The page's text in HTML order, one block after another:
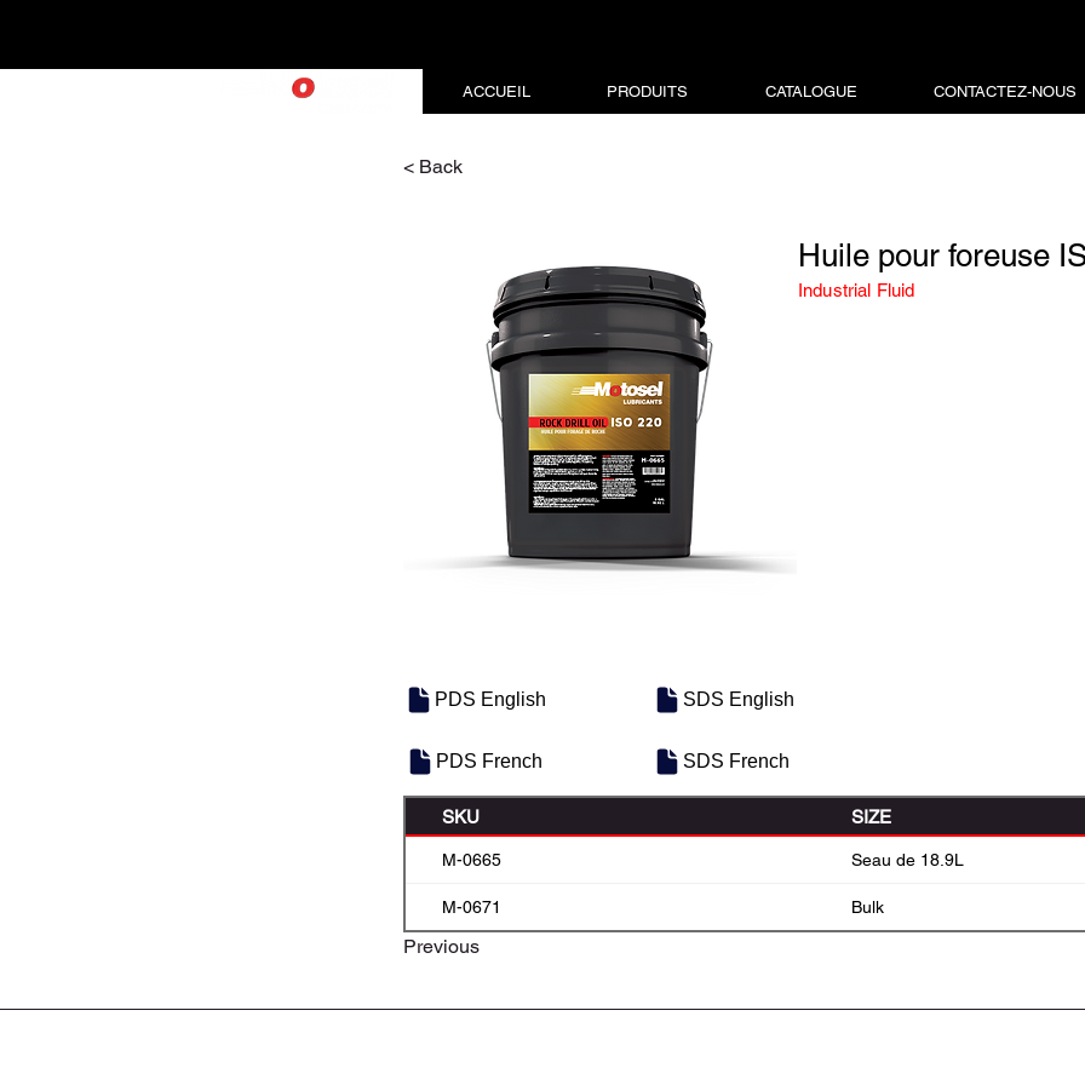
ACCUEIL PRODUITS CATALOGUE CONTACTEZ-NOUS
< Back
Huile pour foreuse
Industrial Fluid
PDS English
PDS French
SDS English
SDS French
SKU SIZE
M-0665 Seau de 18.9L
M-0671 Bulk
Previous